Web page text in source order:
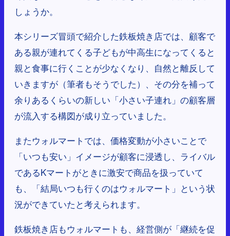
しょうか。
本シリーズ冒頭で紹介した鉄板焼き店では、顧客で
ある親が連れてくる子どもが中高生になってくると
親と食事に行くことが少なくなり、自然と離反して
いきますが（筆者もそうでした）、その分を補って
余りあるくらいの新しい「小さい子連れ」の顧客層
が流入する構図が成り立っていました。
またウォルマートでは、価格変動が小さいことで
「いつも安い」イメージが顧客に浸透し、ライバル
であるKマートがときに激安で商品を扱っていて
も、「結局いつも行くのはウォルマート」という状
況ができていたと考えられます。
鉄板焼き店もウォルマートも、経営側が「継続を促